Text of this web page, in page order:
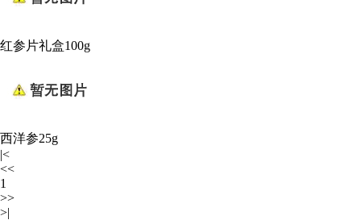
红参片礼盒100g
西洋参25g
|<
<<
1
>>
>|